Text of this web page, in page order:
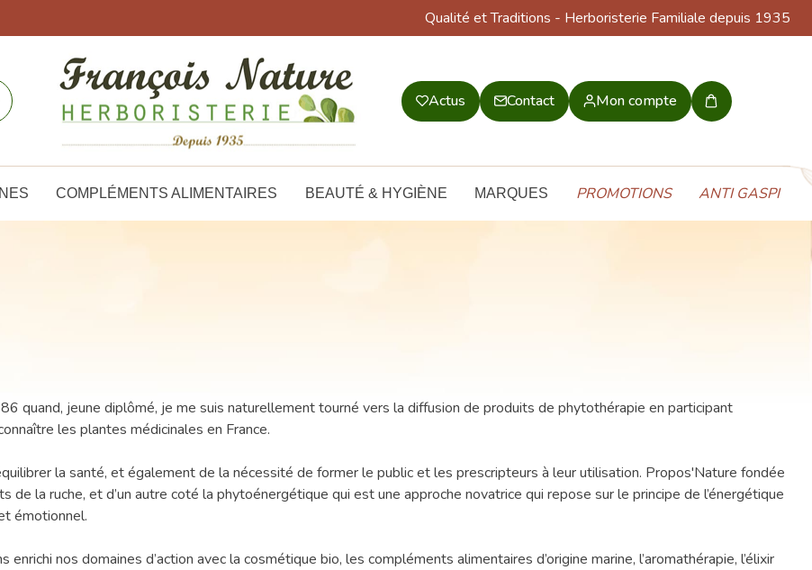
Qualité et Traditions - Herboristerie Familiale depuis 1935
Actus Contact Mon compte
Mon
COMPLÉMENTS ALIMENTAIRES BEAUTÉ & HYGIÈNE MARQUES PROMOTIONS ANTI GASPI
quand, jeune diplômé, je me suis naturellement tourné vers la diffusion de produits de phytothérapie en participant
les plantes médicinales en France.
la santé, et également de la nécessité de former le public et les prescripteurs à leur utilisation. Propos'Nature fondée
la ruche, et d’un autre coté la phytoénergétique qui est une approche novatrice qui repose sur le principe de l’énergétique
émotionnel.
nos domaines d’action avec la cosmétique bio, les compléments alimentaires d’origine marine, l’aromathérapie, l’élixir